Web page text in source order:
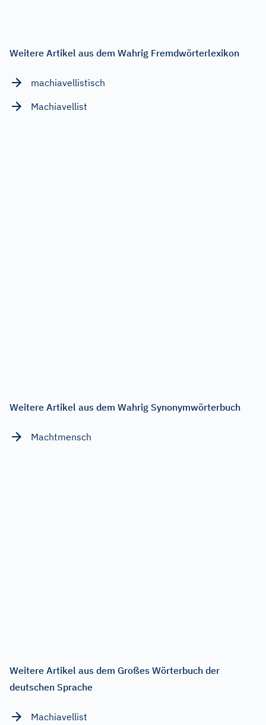
Weitere Artikel aus dem Wahrig Fremdwörterlexikon
machiavellistisch
Machiavellist
Weitere Artikel aus dem Wahrig Synonymwörterbuch
Machtmensch
Weitere Artikel aus dem Großes Wörterbuch der
deutschen Sprache
Machiavellist